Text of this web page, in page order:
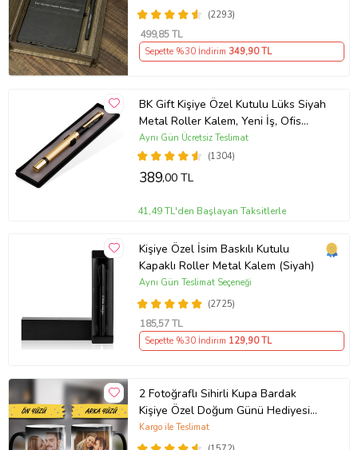
(2293)
499,85 TL
Sepette %30 İndirim 349,90 TL
BK Gift Kişiye Özel Kutulu Lüks Siyah
Metal Roller Kalem, Yeni İş, Ofis
Hediyesi, Arkadaşa Hediye,
Öğretmenler Günü
(1304)
Aynı Gün Ücretsiz Teslimat
389,00 TL
41,49 TL'den Başlayan Taksitlerle
Kişiye Özel İsim Baskılı Kutulu
Kapaklı Roller Metal Kalem (Siyah)
(2725)
Aynı Gün Teslimat Seçeneği
185,57 TL
Sepette %30 İndirim 129,90 TL
2 Fotoğraflı Sihirli Kupa Bardak
Kişiye Özel Doğum Günü Hediyesi
Sevgiliye Hediye Anneye Babaya
Ablaya Abiye Kız Erkek Kardeşe
Kargo ile Teslimat